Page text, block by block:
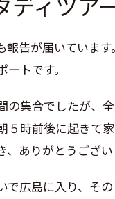
報告が届いています
トです。
の集合でしたが、
５時前後に起きて
、ありがとうござ
広島に入り、そ